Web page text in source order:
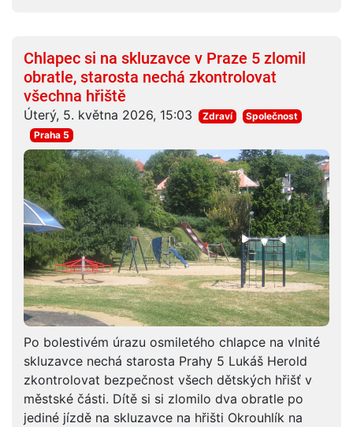
Chlapec si na skluzavce v Praze 5 zlomil
obratle, starosta nechá zkontrolovat
všechna hřiště
Úterý, 5. května 2026, 15:03 Zdraví
Společnost
Praha 5
Po bolestivém úrazu osmiletého chlapce na vlnité
skluzavce nechá starosta Prahy 5 Lukáš Herold
zkontrolovat bezpečnost všech dětských hřišť v
městské části. Dítě si si zlomilo dva obratle po
jediné jízdě na skluzavce na hřišti Okrouhlík na